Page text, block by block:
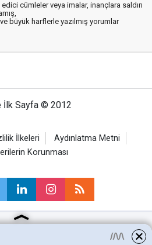
cümleler veya imalar, inançlara saldırı
büyük harflerle yazılmış yorumlar
İlk Sayfa © 2012
İlkeleri
Aydınlatma Metni
Korunması